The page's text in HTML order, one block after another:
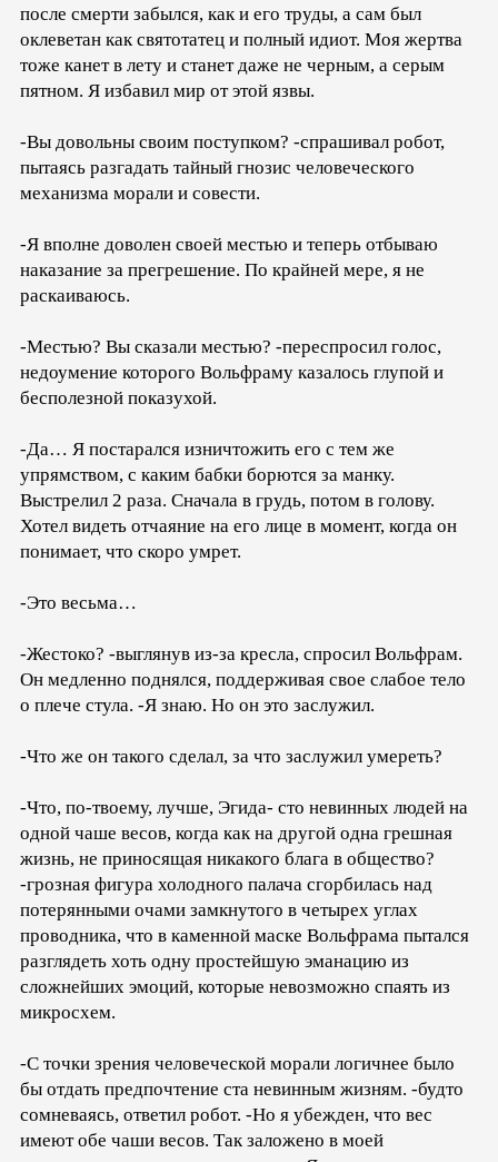
после смерти забылся, как и его труды, а сам был
оклеветан как святотатец и полный идиот. Моя жертва
тоже канет в лету и станет даже не черным, а серым
пятном. Я избавил мир от этой язвы.
-Вы довольны своим поступком? -спрашивал робот,
пытаясь разгадать тайный гнозис человеческого
механизма морали и совести.
-Я вполне доволен своей местью и теперь отбываю
наказание за прегрешение. По крайней мере, я не
раскаиваюсь.
-Местью? Вы сказали местью? -переспросил голос,
недоумение которого Вольфраму казалось глупой и
бесполезной показухой.
-Да… Я постарался изничтожить его с тем же
упрямством, с каким бабки борются за манку.
Выстрелил 2 раза. Сначала в грудь, потом в голову.
Хотел видеть отчаяние на его лице в момент, когда он
понимает, что скоро умрет.
-Это весьма…
-Жестоко? -выглянув из-за кресла, спросил Вольфрам.
Он медленно поднялся, поддерживая свое слабое тело
о плече стула. -Я знаю. Но он это заслужил.
-Что же он такого сделал, за что заслужил умереть?
-Что, по-твоему, лучше, Эгида- сто невинных людей на
одной чаше весов, когда как на другой одна грешная
жизнь, не приносящая никакого блага в общество?
-грозная фигура холодного палача сгорбилась над
потерянными очами замкнутого в четырех углах
проводника, что в каменной маске Вольфрама пытался
разглядеть хоть одну простейшую эманацию из
сложнейших эмоций, которые невозможно спаять из
микросхем.
-С точки зрения человеческой морали логичнее было
бы отдать предпочтение ста невинным жизням. -будто
сомневаясь, ответил робот. -Но я убежден, что вес
имеют обе чаши весов. Так заложено в моей